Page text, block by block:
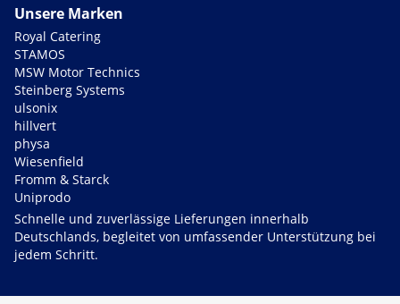
Unsere Marken
Royal Catering
STAMOS
MSW Motor Technics
Steinberg Systems
ulsonix
hillvert
physa
Wiesenfield
Fromm & Starck
Uniprodo
Schnelle und zuverlässige Lieferungen innerhalb
Deutschlands, begleitet von umfassender Unterstützung bei
jedem Schritt.